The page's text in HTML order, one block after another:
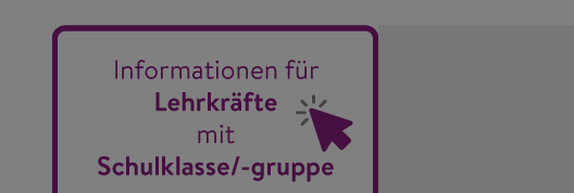
Slider überspringen